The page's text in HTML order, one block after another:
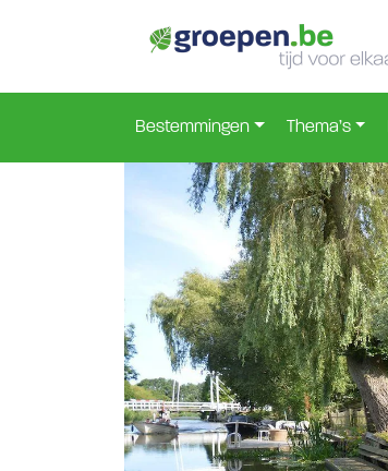
Bestemmingen Thema’s